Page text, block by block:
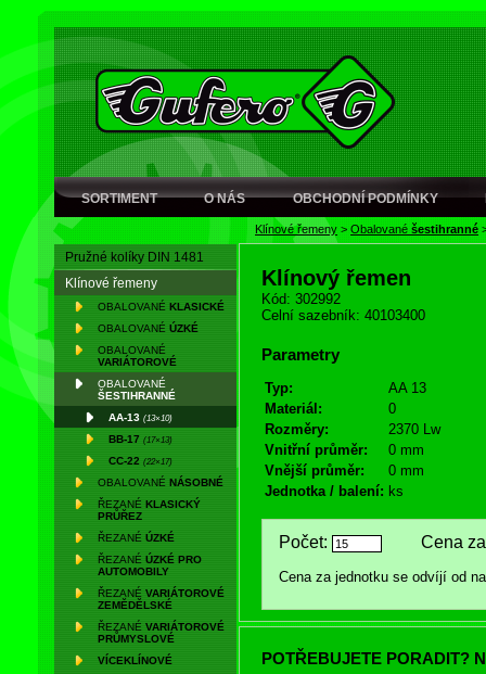
SORTIMENT O NÁS OBCHODNÍ PODMÍNKY
Klínové řemeny > Obalované šestihranné
Pružné kolíky DIN 1481
Klínové řemeny
OBALOVANÉ KLASICKÉ
OBALOVANÉ ÚZKÉ
OBALOVANÉ
VARIÁTOROVÉ
OBALOVANÉ
ŠESTIHRANNÉ
AA-13 (13×10)
BB-17 (17×13)
CC-22 (22×17)
OBALOVANÉ NÁSOBNÉ
ŘEZANÉ KLASICKÝ
PRŮŘEZ
ŘEZANÉ ÚZKÉ
ŘEZANÉ ÚZKÉ PRO
AUTOMOBILY
ŘEZANÉ VARIÁTOROVÉ
ZEMĚDĚLSKÉ
ŘEZANÉ VARIÁTOROVÉ
PRŮMYSLOVÉ
VÍCEKLÍNOVÉ
Klínový řemen
Kód: 302992
Celní sazebník: 40103400
Parametry
Typ:
AA 13
Materiál:
0
Rozměry:
2370 Lw
Vnitřní průměr:
0 mm
Vnější průměr:
0 mm
Jednotka / balení: ks
Počet: Cena za
Cena za jednotku se odvíjí od
POTŘEBUJETE PORADIT?